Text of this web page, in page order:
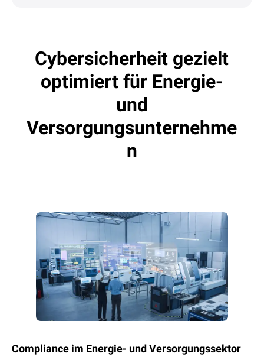
Cybersicherheit gezielt
optimiert für Energie-
und
Versorgungsunternehme
n
Compliance im Energie- und Versorgungssektor